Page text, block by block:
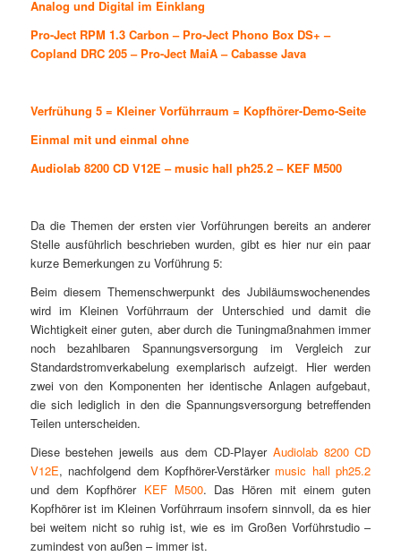
Analog und Digital im Einklang
Pro-Ject RPM 1.3 Carbon – Pro-Ject Phono Box DS+ –
Copland DRC 205– Pro-Ject MaiA–Cabasse Java
Verfrühung 5 = Kleiner Vorführraum = Kopfhörer-Demo-Seite
Einmal mit und einmal ohne
Audiolab 8200 CD V12E–music hall ph25.2– KEF M500
Da die Themen der ersten vier Vorführungen bereits an anderer
Stelle ausführlich beschrieben wurden, gibt es hier nur ein paar
kurze Bemerkungen zu Vorführung 5:
Beim diesem Themenschwerpunkt des Jubiläumswochenendes
wird im Kleinen Vorführraum der Unterschied und damit die
Wichtigkeit einer guten, aber durch die Tuningmaßnahmen immer
noch bezahlbaren Spannungsversorgung im Vergleich zur
Standardstromverkabelung exemplarisch aufzeigt. Hier werden
zwei von den Komponenten her identische Anlagen aufgebaut,
die sich lediglich in den die Spannungsversorgung betreffenden
Teilen unterscheiden.
Diese bestehen jeweils aus dem CD-Player Audiolab 8200 CD
V12E, nachfolgend dem Kopfhörer-Verstärker music hall ph25.2
und dem Kopfhörer KEF M500. Das Hören mit einem guten
Kopfhörer ist im Kleinen Vorführraum insofern sinnvoll, da es hier
bei weitem nicht so ruhig ist, wie es im Großen Vorführstudio –
zumindest von außen – immer ist.